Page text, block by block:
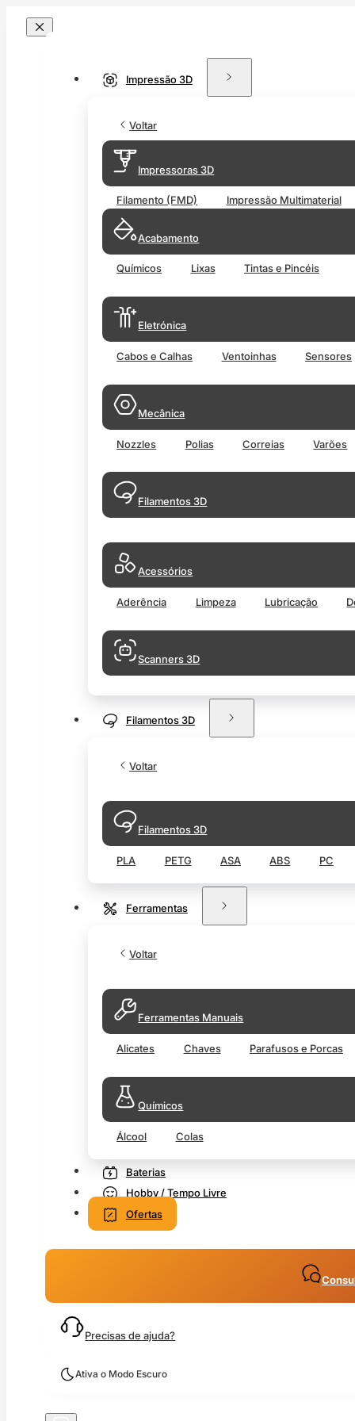
Impressão 3D
Voltar
Impressoras 3D
Filamento (FMD) Impressão Multimaterial
Acabamento
Químicos Lixas Tintas e Pincéis
Eletrónica
Cabos e Calhas Ventoinhas Sensores
Mecânica
Nozzles Polias Correias Varões
Filamentos 3D
Acessórios
Aderência Limpeza Lubricação
Scanners 3D
Filamentos 3D
Voltar
Filamentos 3D
PLA PETG ASA ABS PC
Ferramentas
Voltar
Ferramentas Manuais
Alicates Chaves Parafusos e Porcas
Químicos
Álcool Colas
Baterias
Hobby / Tempo Livre
Ofertas
Precisas de ajuda?
Ativa o Modo Escuro